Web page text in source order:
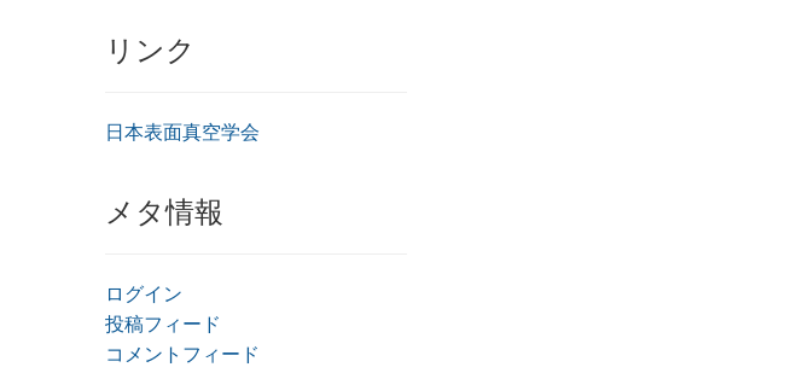
リンク
日本表面真空学会
メタ情報
ログイン
投稿フィード
コメントフィード